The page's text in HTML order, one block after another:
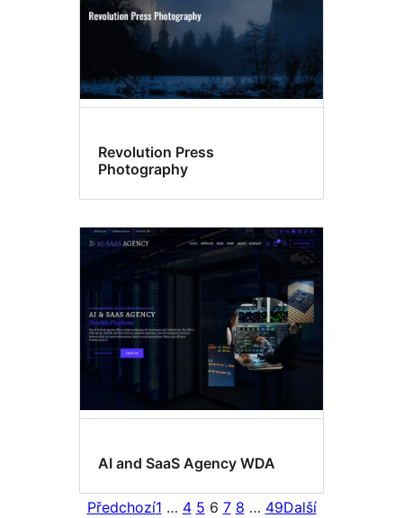
Revolution Press
Photography
AI and SaaS Agency WDA
Předchozí1 … 4 5 6 7 8 … 49Další